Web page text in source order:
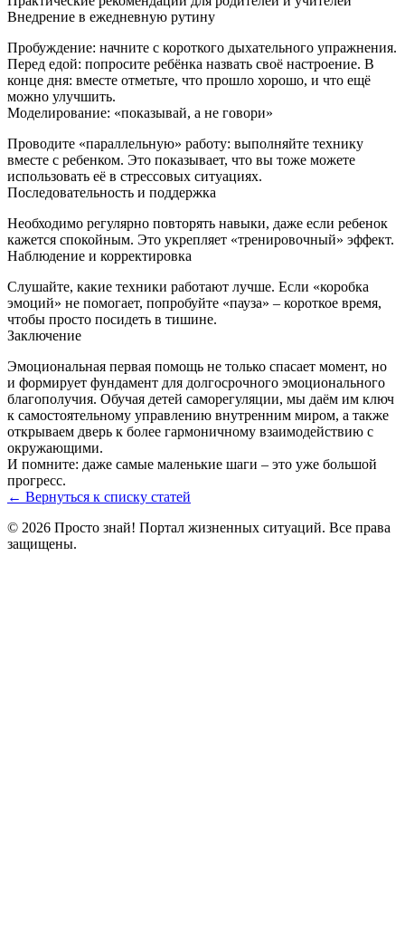
Внедрение в ежедневную рутину
Пробуждение: начните с короткого дыхательного упражнения.
Перед едой: попросите ребёнка назвать своё настроение. В
конце дня: вместе отметьте, что прошло хорошо, и что ещё
можно улучшить.
Моделирование: «показывай, а не говори»
Проводите «параллельную» работу: выполняйте технику
вместе с ребенком. Это показывает, что вы тоже можете
использовать её в стрессовых ситуациях.
Последовательность и поддержка
Необходимо регулярно повторять навыки, даже если ребенок
кажется спокойным. Это укрепляет «тренировочный» эффект.
Наблюдение и корректировка
Слушайте, какие техники работают лучше. Если «коробка
эмоций» не помогает, попробуйте «пауза» – короткое время,
чтобы просто посидеть в тишине.
Заключение
Эмоциональная первая помощь не только спасает момент, но
и формирует фундамент для долгосрочного эмоционального
благополучия. Обучая детей саморегуляции, мы даём им ключ
к самостоятельному управлению внутренним миром, а также
открываем дверь к более гармоничному взаимодействию с
окружающими.
И помните: даже самые маленькие шаги – это уже большой
прогресс.
← Вернуться к списку статей
© 2026 Просто знай! Портал жизненных ситуаций. Все права
защищены.